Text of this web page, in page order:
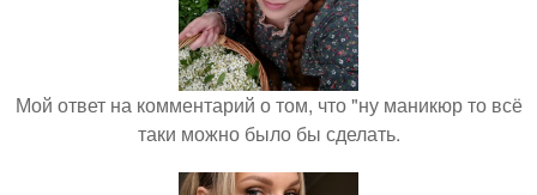
Мой ответ на комментарий о том, что "ну маникюр то всё
таки можно было бы сделать.